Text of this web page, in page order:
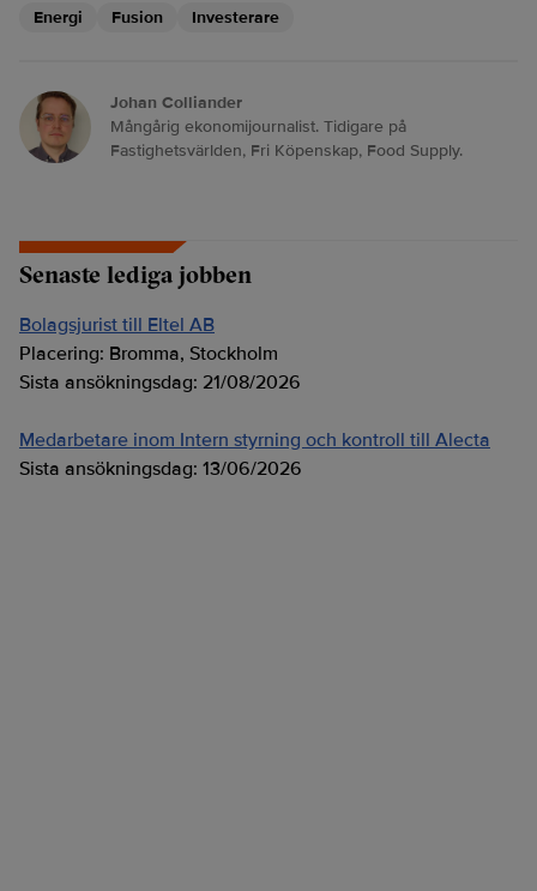
Energi Fusion Investerare
Johan Colliander
Mångårig ekonomijournalist. Tidigare på
Fastighetsvärlden, Fri Köpenskap, Food Supply.
Senaste lediga jobben
Bolagsjurist till Eltel AB
Placering: Bromma, Stockholm
Sista ansökningsdag: 21/08/2026
Medarbetare inom Intern styrning och kontroll till Alecta
Sista ansökningsdag: 13/06/2026